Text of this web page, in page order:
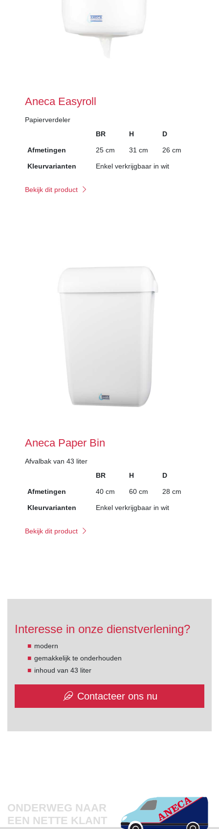
Aneca Easyroll
Papierverdeler
BR
H D
Afmetingen 25 cm 31 cm 26 cm
Kleurvarianten Enkel verkrijgbaar in wit
Bekijk dit product
Aneca Paper Bin
Afvalbak van 43 liter
BR
H D
Afmetingen 40 cm 60 cm 28 cm
Kleurvarianten Enkel verkrijgbaar in wit
Bekijk dit product
Interesse in onze dienstverlening?
modern
gemakkelijk te onderhouden
inhoud van 43 liter
Contacteer ons nu
ONDERWEG NAAR
EEN NETTE KLANT